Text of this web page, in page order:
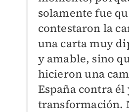
solamente fue
contestaron la
una carta muy
y amable, sino
hicieron una
España contra
transformación.